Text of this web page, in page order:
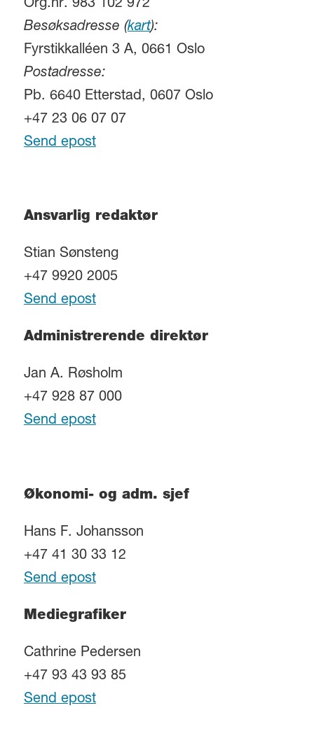
Org.nr. 983 102 972
Besøksadresse (kart):
Fyrstikkalléen 3 A, 0661 Oslo
Postadresse:
Pb. 6640 Etterstad, 0607 Oslo
+47 23 06 07 07
Send epost
Ansvarlig redaktør
Stian Sønsteng
+47 9920 2005
Send epost
Administrerende direktør
Jan A. Røsholm
+47 928 87 000
Send epost
Økonomi- og adm. sjef
Hans F. Johansson
+47 41 30 33 12
Send epost
Mediegrafiker
Cathrine Pedersen
+47 93 43 93 85
Send epost